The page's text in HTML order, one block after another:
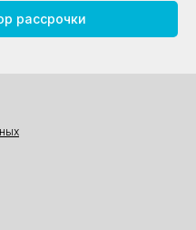
рассрочки